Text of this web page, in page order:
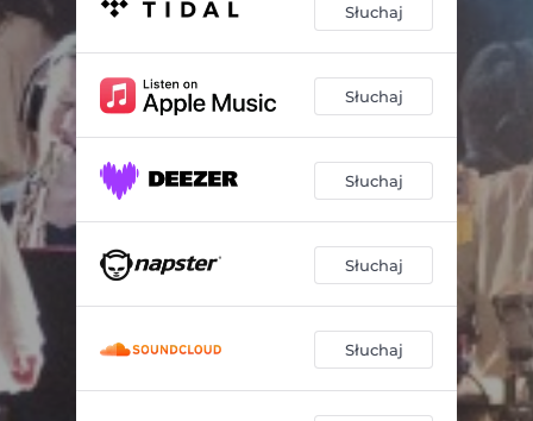
Słuchaj
Słuchaj
Słuchaj
Słuchaj
Słuchaj